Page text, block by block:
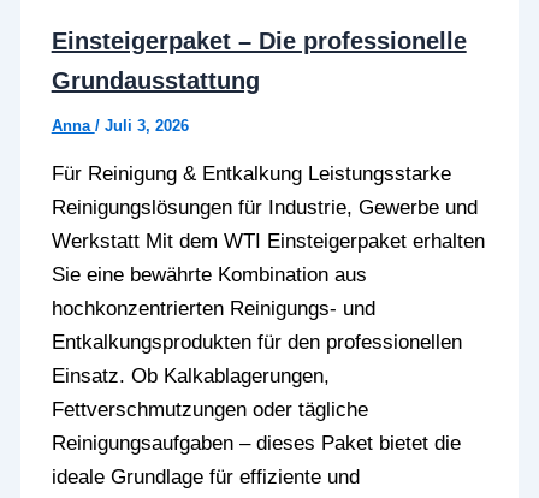
Einsteigerpaket – Die professionelle
Grundausstattung
Anna / Juli 3, 2026
Für Reinigung & Entkalkung Leistungsstarke
Reinigungslösungen für Industrie, Gewerbe und
Werkstatt Mit dem WTI Einsteigerpaket erhalten
Sie eine bewährte Kombination aus
hochkonzentrierten Reinigungs- und
Entkalkungsprodukten für den professionellen
Einsatz. Ob Kalkablagerungen,
Fettverschmutzungen oder tägliche
Reinigungsaufgaben – dieses Paket bietet die
ideale Grundlage für effiziente und